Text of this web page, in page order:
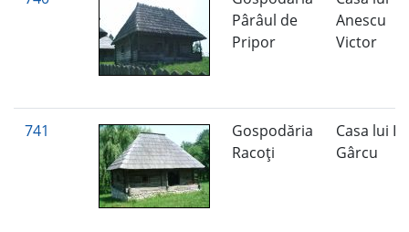
Pârâul de
Pripor
Anescu
Victor
741
Gospodăria
Racoţi
Casa lui
Gârcu